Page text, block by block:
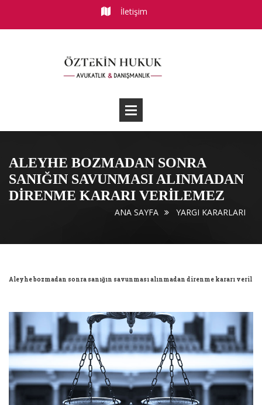
İletişim
Kitaplar
ALEYHE BOZMADAN SONRA
SANIĞIN SAVUNMASI ALINMADAN
DIRENME KARARI VERILEMEZ
ANA SAYFA YARGI KARARLARI
Aleyhe bozmadan sonra sanığın savunması alınmadan direnme kararı veril